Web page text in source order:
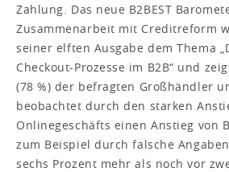
Zahlung. Das neue B2BEST
Zusammenarbeit mit Creditreform
seiner elften Ausgabe dem Thema
Checkout-Prozesse im B2B“ und
(78 %) der befragten Großhändler
beobachtet durch den starken
Onlinegeschäfts einen Anstieg von
zum Beispiel durch falsche
sechs Prozent mehr als noch vor